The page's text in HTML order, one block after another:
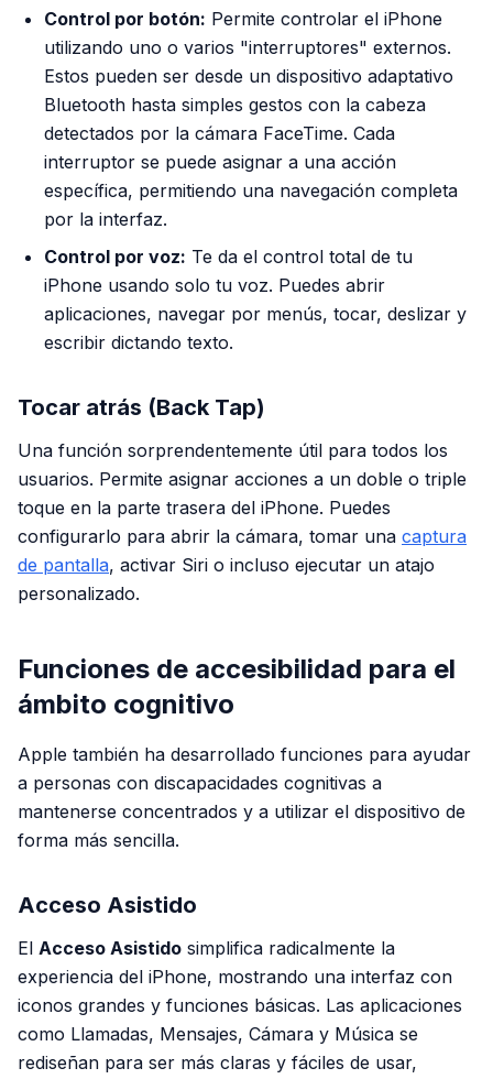
Control por botón: Permite controlar el iPhone
utilizando uno o varios "interruptores" externos.
Estos pueden ser desde un dispositivo adaptativo
Bluetooth hasta simples gestos con la cabeza
detectados por la cámara FaceTime. Cada
interruptor se puede asignar a una acción
específica, permitiendo una navegación completa
por la interfaz.
Control por voz: Te da el control total de tu
iPhone usando solo tu voz. Puedes abrir
aplicaciones, navegar por menús, tocar, deslizar y
escribir dictando texto.
Tocar atrás (Back Tap)
Una función sorprendentemente útil para todos los
usuarios. Permite asignar acciones a un doble o triple
toque en la parte trasera del iPhone. Puedes
configurarlo para abrir la cámara, tomar una captura
de pantalla, activar Siri o incluso ejecutar un atajo
personalizado.
Funciones de accesibilidad para el
ámbito cognitivo
Apple también ha desarrollado funciones para ayudar
a personas con discapacidades cognitivas a
mantenerse concentrados y a utilizar el dispositivo de
forma más sencilla.
Acceso Asistido
El Acceso Asistido simplifica radicalmente la
experiencia del iPhone, mostrando una interfaz con
iconos grandes y funciones básicas. Las aplicaciones
como Llamadas, Mensajes, Cámara y Música se
rediseñan para ser más claras y fáciles de usar,